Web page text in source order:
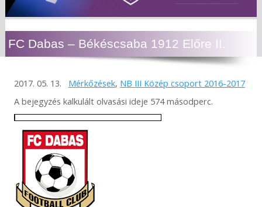
FC Dabas – Békéscsaba 1912 Előre II.
2017. 05. 13. Mérkőzések, NB III Közép csoport 2016-2017
A bejegyzés kalkulált olvasási ideje 574 másodperc.